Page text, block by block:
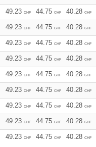
49.23 CHF 44.75 CHF 40.28 CHF
49.23 CHF 44.75 CHF 40.28 CHF
49.23 CHF 44.75 CHF 40.28 CHF
49.23 CHF 44.75 CHF 40.28 CHF
49.23 CHF 44.75 CHF 40.28 CHF
49.23 CHF 44.75 CHF 40.28 CHF
49.23 CHF 44.75 CHF 40.28 CHF
49.23 CHF 44.75 CHF 40.28 CHF
49.23 CHF 44.75 CHF 40.28 CHF